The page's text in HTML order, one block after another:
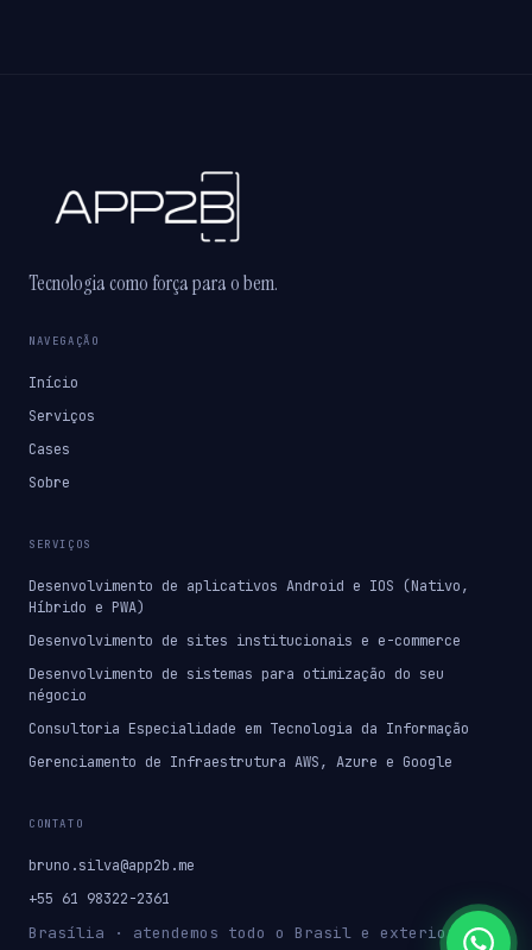
Tecnologia como força para o bem.
NAVEGAÇÃO
Início
Serviços
Cases
Sobre
SERVIÇOS
Desenvolvimento de aplicativos Android e IOS (Nativo,
Híbrido e PWA)
Desenvolvimento de sites institucionais e e-commerce
Desenvolvimento de sistemas para otimização do seu
négocio
Consultoria Especialidade em Tecnologia da Informação
Gerenciamento de Infraestrutura AWS, Azure e Google
CONTATO
bruno.silva@app2b.me
+55 61 98322-2361
Brasília · atendemos todo o Brasil e exterior